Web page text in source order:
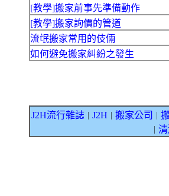
[教學]搬家前事先準備動作
[教學]搬家詢價的管道
流氓搬家常用的伎倆
如何避免搬家糾紛之發生
J2H流行雜誌 J2H 搬家公司